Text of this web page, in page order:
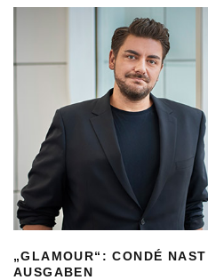
„GLAMOUR“: CONDÉ
AUSGABEN